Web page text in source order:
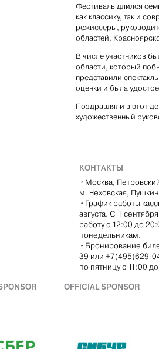
Фестиваль длился
как классику, так и
режиссеры,
областей,
В числе участников
области, который
представили
оценки и была
Поздравляли в этот
художественный
КОНТАКТЫ
• Москва,
м. Чеховская,
• График работы
августа. С 1
работу с 12:00 до
понедельникам.
• Бронирование
39 или +7(495)629-
по пятницу с 11:00
OFFICIAL SPONSOR